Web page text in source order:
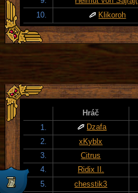
10.
Klikoroh
Hráč
1.
Dzafa
2.
xKyblx
3.
Citrus
4.
Ridix II.
5.
chesstik3